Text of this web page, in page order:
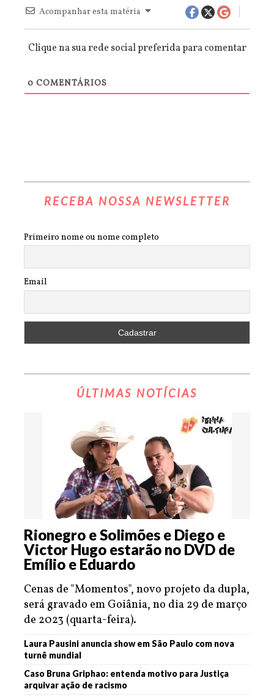
Acompanhar esta matéria
Clique na sua rede social preferida para comentar
0 COMENTÁRIOS
RECEBA NOSSA NEWSLETTER
Primeiro nome ou nome completo
Email
ÚLTIMAS NOTÍCIAS
Rionegro e Solimões e Diego e
Victor Hugo estarão no DVD de
Emílio e Eduardo
Cenas de "Momentos", novo projeto da dupla,
será gravado em Goiânia, no dia 29 de março
de 2023 (quarta-feira).
Laura Pausini anuncia show em São Paulo com nova
turnê mundial
Caso Bruna Griphao: entenda motivo para Justiça
arquivar ação de racismo